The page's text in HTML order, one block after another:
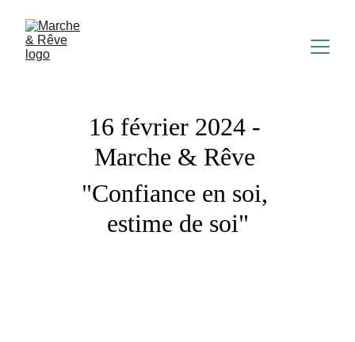
16 février 2024 -
Marche & Rêve
"Confiance en soi,
estime de soi"